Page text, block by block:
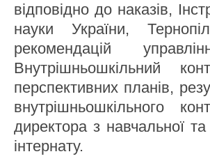
відповідно до наказів,
науки України,
рекомендацій
Внутрішньошкільний
перспективних планів,
внутрішньошкільного
директора з навчальної
інтернату.